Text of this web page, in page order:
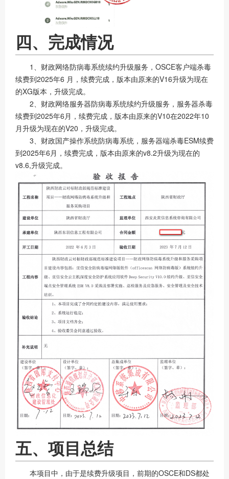
四、完成情况
1、财政网络防病毒系统续约升级服务，OSCE客户端杀毒
续费到2025年6 月，续费完成，版本由原来的V16升级为现在
的XG版本，升级完成。
2、财政网络服务器防病毒系统续约升级服务，服务器杀毒
续费到2025年6月，续费完成，版本由原来的V10在2022年10
月升级为现在的V20，升级完成。
3、财政国产操作系统防病毒系统，服务器端杀毒ESM续费
到2025年6月，续费完成，版本由原来的v8.2升级为现在的
v8.6,升级完成。
五、项目总结
本项目中，由于是续费升级项目，前期的OSCE和DS都处